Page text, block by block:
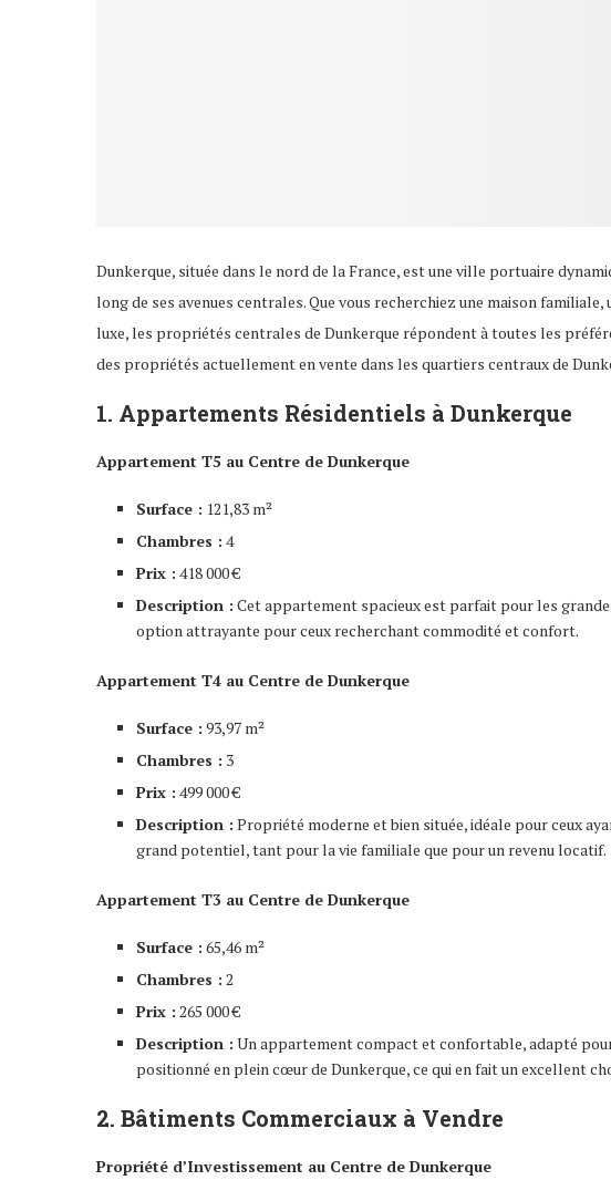
Dunkerque, située dans le nord de la France, est une ville portuaire
long de ses avenues centrales. Que vous recherchiez une maison
luxe, les propriétés centrales de Dunkerque répondent à toutes les
des propriétés actuellement en vente dans les quartiers centraux de
1. Appartements Résidentiels à Dunkerque
Appartement T5 au Centre de Dunkerque
Surface : 121,83 m²
Chambres : 4
Prix : 418 000 €
Description : Cet appartement spacieux est parfait pour les
option attrayante pour ceux recherchant commodité et confort.
Appartement T4 au Centre de Dunkerque
Surface : 93,97 m²
Chambres : 3
Prix : 499 000 €
Description : Propriété moderne et bien située, idéale pour ceux
grand potentiel, tant pour la vie familiale que pour un revenu locatif.
Appartement T3 au Centre de Dunkerque
Surface : 65,46 m²
Chambres : 2
Prix : 265 000 €
Description : Un appartement compact et confortable, adapté
positionné en plein cœur de Dunkerque, ce qui en fait un excellent
2. Bâtiments Commerciaux à Vendre
Propriété d’Investissement au Centre de Dunkerque